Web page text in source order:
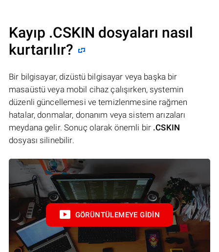
Kayıp .CSKIN dosyaları nasıl
kurtarılır?
Bir bilgisayar, dizüstü bilgisayar veya başka bir
masaüstü veya mobil cihaz çalışırken, systemin
düzenli güncellemesi ve temizlenmesine rağmen
hatalar, donmalar, donanım veya sistem arızaları
meydana gelir. Sonuç olarak önemli bir .CSKIN
dosyası silinebilir.
GÖRÜNTÜLEMEYE GIDIN